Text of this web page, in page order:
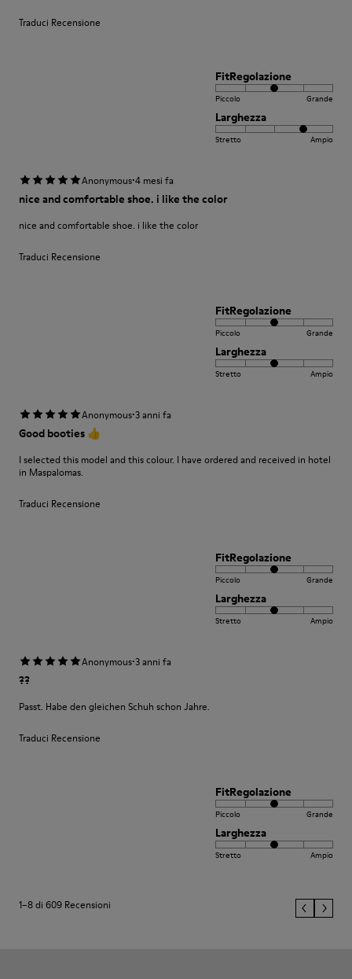
Traduci Recensione
FitRegolazione
Piccolo Grande
Larghezza
Stretto Ampio
Anonymous·4 mesi fa
nice and comfortable shoe. i like the color
nice and comfortable shoe. i like the color
Traduci Recensione
FitRegolazione
Piccolo Grande
Larghezza
Stretto Ampio
Anonymous·3 anni fa
Good booties 👍
I selected this model and this colour. I have ordered and received in hotel
in Maspalomas.
Traduci Recensione
FitRegolazione
Piccolo Grande
Larghezza
Stretto Ampio
Anonymous·3 anni fa
??
Passt. Habe den gleichen Schuh schon Jahre.
Traduci Recensione
FitRegolazione
Piccolo Grande
Larghezza
Stretto Ampio
1–8 di 609 Recensioni